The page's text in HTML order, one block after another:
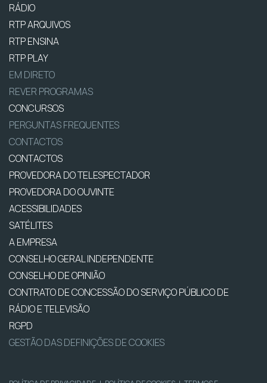
RÁDIO
RTP ARQUIVOS
RTP ENSINA
RTP PLAY
EM DIRETO
REVER PROGRAMAS
CONCURSOS
PERGUNTAS FREQUENTES
CONTACTOS
CONTACTOS
PROVEDORA DO TELESPECTADOR
PROVEDORA DO OUVINTE
ACESSIBILIDADES
SATÉLITES
A EMPRESA
CONSELHO GERAL INDEPENDENTE
CONSELHO DE OPINIÃO
CONTRATO DE CONCESSÃO DO SERVIÇO PÚBLICO DE
RÁDIO E TELEVISÃO
RGPD
GESTÃO DAS DEFINIÇÕES DE COOKIES